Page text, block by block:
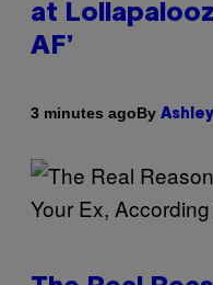
at
AF’
3 minutes agoBy